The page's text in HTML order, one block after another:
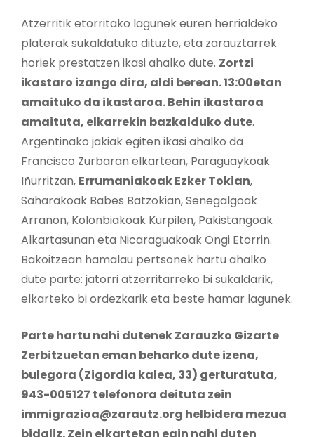
Atzerritik etorritako lagunek euren herrialdeko
platerak sukaldatuko dituzte, eta zarauztarrek
horiek prestatzen ikasi ahalko dute. Zortzi
ikastaro izango dira, aldi berean. 13:00etan
amaituko da ikastaroa. Behin ikastaroa
amaituta, elkarrekin bazkalduko dute.
Argentinako jakiak egiten ikasi ahalko da
Francisco Zurbaran elkartean, Paraguaykoak
Iñurritzan, Errumaniakoak Ezker Tokian,
Saharakoak Babes Batzokian, Senegalgoak
Arranon, Kolonbiakoak Kurpilen, Pakistangoak
Alkartasunan eta Nicaraguakoak Ongi Etorrin.
Bakoitzean hamalau pertsonek hartu ahalko
dute parte: jatorri atzerritarreko bi sukaldarik,
elkarteko bi ordezkarik eta beste hamar lagunek.
Parte hartu nahi dutenek Zarauzko Gizarte
Zerbitzuetan eman beharko dute izena,
bulegora (Zigordia kalea, 33) gerturatuta,
943-005127 telefonora deituta zein
immigrazioa@zarautz.org helbidera mezua